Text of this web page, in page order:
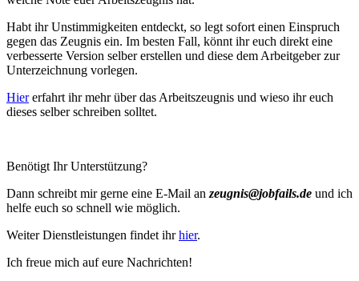
Habt ihr Unstimmigkeiten entdeckt, so legt sofort einen Einspruch
gegen das Zeugnis ein. Im besten Fall, könnt ihr euch direkt eine
verbesserte Version selber erstellen und diese dem Arbeitgeber zur
Unterzeichnung vorlegen.
Hiererfahrt ihr mehr über das Arbeitszeugnis und wieso ihr euch
dieses selber schreiben solltet.
Benötigt Ihr Unterstützung?
Dann schreibt mir gerne eine E-Mail an zeugnis@jobfails.de und ich
helfe euch so schnell wie möglich.
Weiter Dienstleistungen findet ihrhier.
Ich freue mich auf eure Nachrichten!